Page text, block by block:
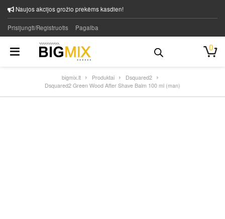
Naujos akcijos grožio prekėms kasdien!
Prisijungti/Registruotis Pagalba
0
bigmix.lt Produktai
Dsquared2
Dsquared2 Green Wood After Shave Balm 100 ml (man)